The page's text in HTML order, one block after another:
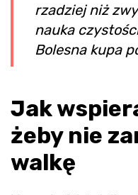
rzadziej niż
nauka
Bolesna kupa
Jak
żeby nie
walkę